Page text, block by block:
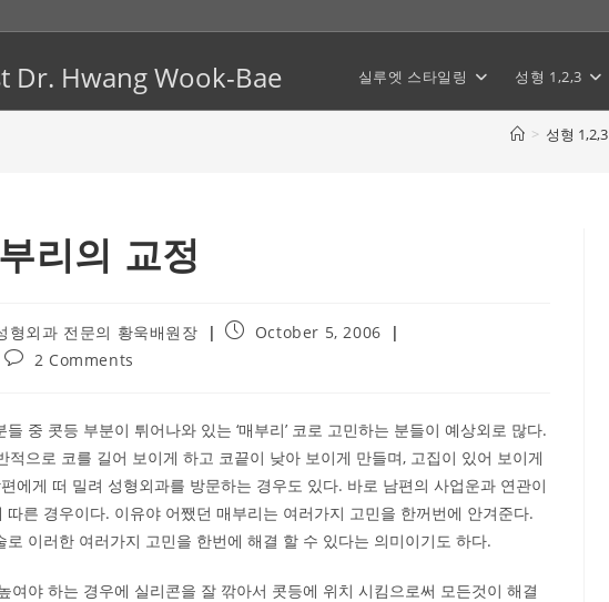
Dr. Hwang Wook-Bae 실루엣 스타일링 성형 1,2,3
> 성형 1,2,3
리의 교정
형외과 전문의 황욱배원장
PostOctober 5, 2006
Post2 Comments
중 콧등 부분이 튀어나와 있는 ‘매부리’ 코로 고민하는 분들이 예상외로 많다.
으로 코를 길어 보이게 하고 코끝이 낮아 보이게 만들며, 고집이 있어 보이게
에게 떠 밀려 성형외과를 방문하는 경우도 있다. 바로 남편의 사업운과 연관이
따른 경우이다. 이유야 어쨌던 매부리는 여러가지 고민을 한꺼번에 안겨준다.
로 이러한 여러가지 고민을 한번에 해결 할 수 있다는 의미이기도 하다.
여야 하는 경우에 실리콘을 잘 깎아서 콧등에 위치 시킴으로써 모든것이 해결